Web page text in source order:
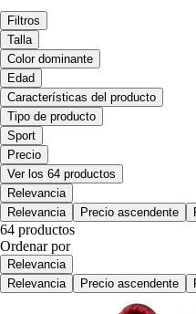
Filtros
Talla
Color dominante
Edad
Características del producto
Tipo de producto
Sport
Precio
Ver los 64 productos
Relevancia
Relevancia
Precio ascendente
64 productos
Ordenar por
Relevancia
Relevancia
Precio ascendente